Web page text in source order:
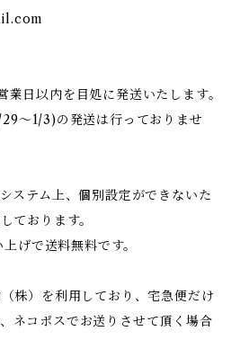
業日以内を目処に発送いたします。
〜1/3)の発送は行っておりませ
ステム上、個別設定ができないた
ております。
げで送料無料です。
株）を利用しており、宅急便だけ
ネコポスでお送りさせて頂く場合